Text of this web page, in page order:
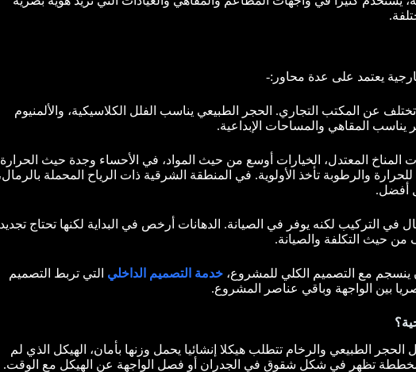
يعتمد على عدة محاور:-
تختلف عن المكتب التجاري. الحجر الطبيعي يناسب الفلل الكلاسيكية، والألمنيوم
المقاهي والمساحات الإبداعية.
المناخ المعتدل، الخيارات أوسع من حيث المواد، في الأحساء وجدة حيث الحرارة
والرطوبة تأخذ الأولوية. في المنطقة الشرقية ذات الرياح المحملة
أفضل.
في التركيب لكنه يوفر في الصيانة. الدهانات أرخص في البداية لكنها تحتاج تجديدا
من حيث التكلفة والصيانة.
ينسجم مع التصميم الكلي للمشروع،خدمة التصميم الداخلي التي تربط التصميم
بين الواجهة وباقي عناصر المشروع.
الطبيعي والرخام تتطلب هيكلا إنشائيا يحمل وزنها بأمان، الهيكل الذي لم
تظهر في شكل شقوق في الجدران أو فصل الواجهة عن الهيكل مع الوقت.